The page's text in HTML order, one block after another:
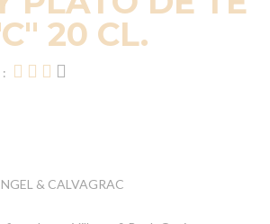
20 CL.
& CALVAGRAC